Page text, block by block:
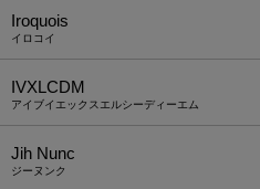
Iroquois
イロコイ
IVXLCDM
アイブイエックスエルシーディーエム
Jih Nunc
ジーヌンク